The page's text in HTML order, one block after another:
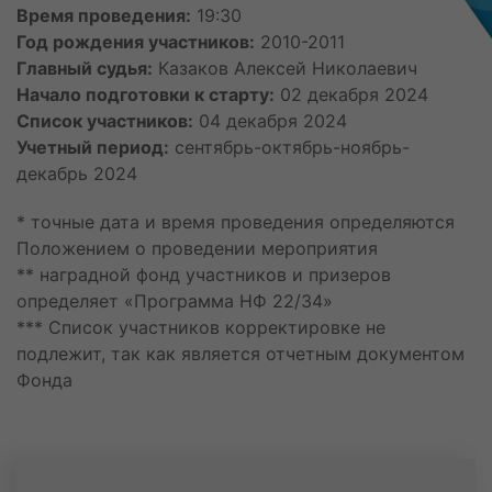
Время проведения: 19:30
Год рождения участников: 2010-2011
Главный судья: Казаков Алексей Николаевич
Начало подготовки к старту: 02 декабря 2024
Список участников: 04 декабря 2024
Учетный период: сентябрь-октябрь-ноябрь-
декабрь 2024
* точные дата и время проведения определяются
Положением о проведении мероприятия
** наградной фонд участников и призеров
определяет «Программа НФ 22/34»
*** Список участников корректировке не
подлежит, так как является отчетным документом
Фонда
Молчанов Кирилл Артемьевич
Резепкин Михаил Александрович
Утолин Лев Алексеевич
25 июля
Бакулин Алексей Денисович
26 июля
Афанасьев Тимофей Дмитриевич
Кутовой Кирилл Дмитриевич
27 июля
Петренко Игорь Михайлович
Останин Дмитрий Сергеевич
Павлов Максим Павлович